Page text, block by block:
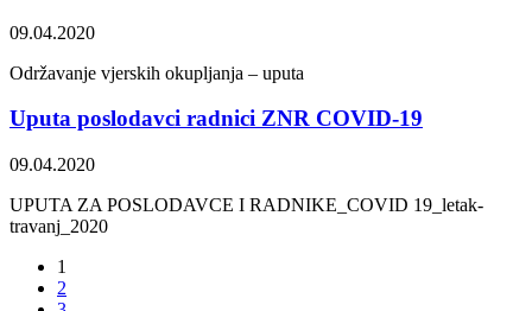
09.04.2020
Održavanje vjerskih okupljanja – uputa
Uputa poslodavci radnici ZNR COVID-19
09.04.2020
UPUTA ZA POSLODAVCE I RADNIKE_COVID 19_letak-
travanj_2020
1
2